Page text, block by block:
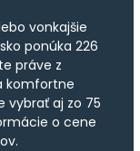
vonkajšie
ponúka 226
práve z
komfortne
vybrať aj zo 75
o cene